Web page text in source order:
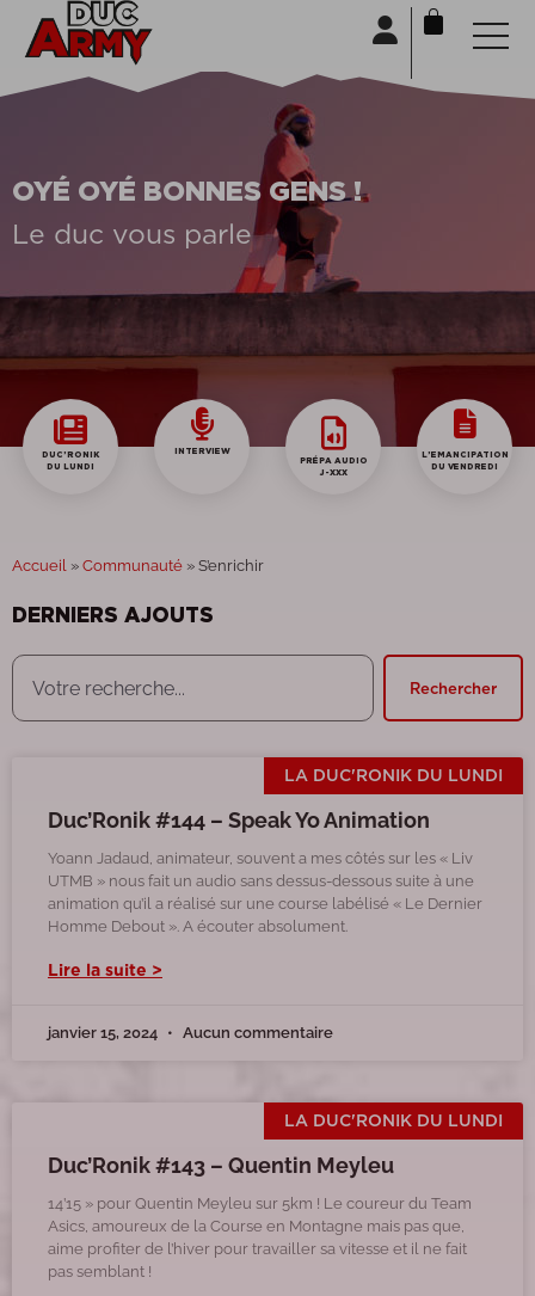
OYÉ OYÉ BONNES GENS !
Le duc vous parle
DUC’RONIK
DU LUNDI
INTERVIEW
PRÉPA AUDIO
J-XXX
L’EMANCIPATION
DU VENDREDI
Accueil » Communauté » S’enrichir
DERNIERS AJOUTS
Rechercher
LA DUC'RONIK DU LUNDI
Duc’Ronik #144 – Speak Yo Animation
Yoann Jadaud, animateur, souvent a mes côtés sur les « Liv
UTMB » nous fait un audio sans dessus-dessous suite à une
animation qu’il a réalisé sur une course labélisé « Le Dernier
Homme Debout ». A écouter absolument.
Lire la suite >
janvier 15, 2024 Aucun commentaire
LA DUC'RONIK DU LUNDI
Duc’Ronik #143 – Quentin Meyleu
14’15 » pour Quentin Meyleu sur 5km ! Le coureur du Team
Asics, amoureux de la Course en Montagne mais pas que,
aime profiter de l’hiver pour travailler sa vitesse et il ne fait
pas semblant !
Panneau de gestion des cookies